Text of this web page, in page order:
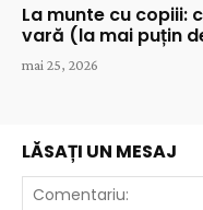
La munte cu copiii:
vară (la mai puțin
mai 25, 2026
LĂSAȚI UN MESAJ